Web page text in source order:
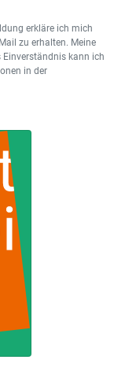
erkläre ich mich
zu erhalten. Meine
Einverständnis kann ich
in der